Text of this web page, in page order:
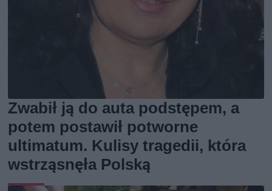
Zwabił ją do auta podstępem, a
potem postawił potworne
ultimatum. Kulisy tragedii, która
wstrząsnęła Polską